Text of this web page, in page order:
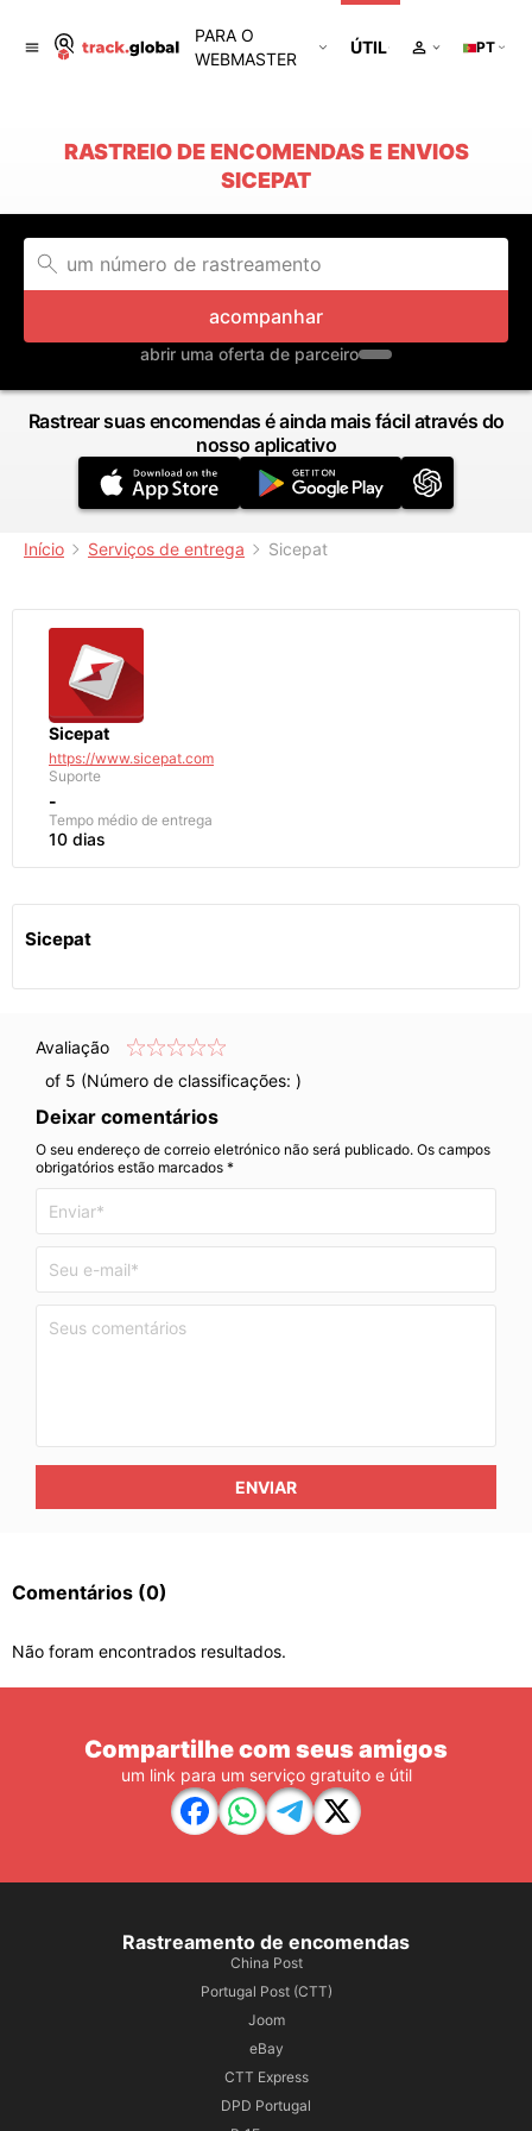
PARA O
WEBMASTER
ÚTIL PT
RASTREIO DE ENCOMENDAS E ENVIOS
SICEPAT
acompanhar
abrir uma oferta de parceiro
Rastrear suas encomendas é ainda mais fácil através do
nosso aplicativo
Início Serviços de entrega Sicepat
Sicepat
https://www.sicepat.com
Suporte
-
Tempo médio de entrega
10 dias
Sicepat
Avaliação
of 5 (Número de classificações: )
Deixar comentários
O seu endereço de correio eletrónico não será publicado. Os campos
obrigatórios estão marcados *
ENVIAR
Comentários (0)
Não foram encontrados resultados.
Compartilhe com seus amigos
um link para um serviço gratuito e útil
Rastreamento de encomendas
China Post
Portugal Post (CTT)
Joom
eBay
CTT Express
DPD Portugal